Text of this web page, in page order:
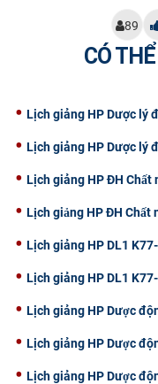
KHOA HỌC CÔNG
CỰU NGƯỜI HỌC
89
CÓ
Lịch giảng HP Dược lý
Lịch giảng HP Dược lý
Lịch giảng HP ĐH
Lịch giảng HP ĐH Chất
Lịch giảng HP DL1
Lịch giảng HP DL1
Lịch giảng HP Dược
Lịch giảng HP Dược
Lịch giảng HP Dược